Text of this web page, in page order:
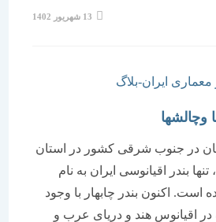
جنوب شرقی کشور در استان
اقیانوسی ایران به نام
اکنون بندر چابهار با وجود
هند و دریای عرب و